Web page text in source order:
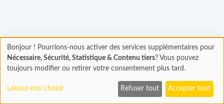
Chargement
En cours...
Bonjour ! Pourrions-nous activer des services supplémentaires pour
Nécessaire, Sécurité, Statistique & Contenu tiers? Vous pouvez
toujours modifier ou retirer votre consentement plus tard.
Laissez-moi choisir Refuser tout Accepter tout